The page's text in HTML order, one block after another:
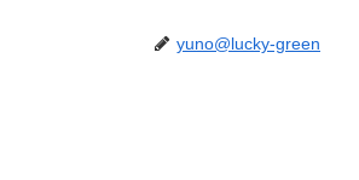
yuno@lucky-green